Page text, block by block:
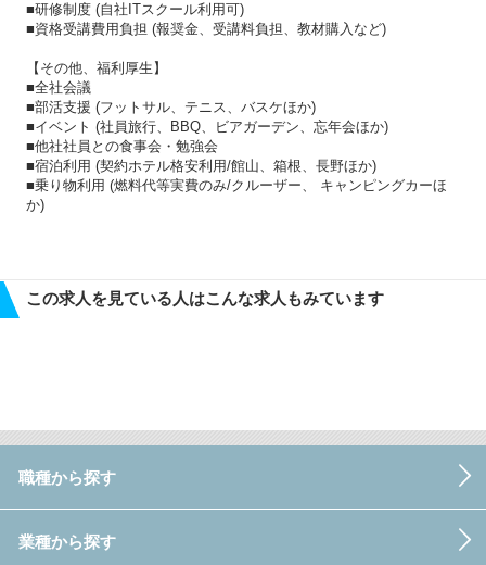
■研修制度 (自社ITスクール利用可)
■資格受講費用負担 (報奨金、受講料負担、教材購入など)
【その他、福利厚生】
■全社会議
■部活支援 (フットサル、テニス、バスケほか)
■イベント (社員旅行、BBQ、ビアガーデン、忘年会ほか)
■他社社員との食事会・勉強会
■宿泊利用 (契約ホテル格安利用/館山、箱根、長野ほか)
■乗り物利用 (燃料代等実費のみ/クルーザー、 キャンピングカーほ
か)
この求人を見ている人はこんな求人もみています
職種から探す
業種から探す